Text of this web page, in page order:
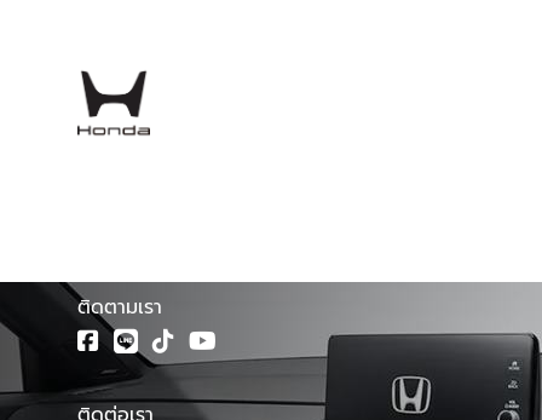
ประกันภัย 1 ปี* ฟรี! รับประกันแบตเตอรี่ EV 8 ปี หรือ
160,000 กม.* ฟรี! รับประกันคุณภาพรถยนต์ใหม่ 5 ปี
หรือ 140,000 กม.* ฟรี! บริการช่วยเหลือฉุกเฉินตลอด
ตัน-เมตร ให้อัตราเร่งที่เร้าใจในทุกย่านความเร็ว และด้วย
แบตเตอรี่ลิเธียม-ไอออนความจุสูง ทำให้ สเปค Honda
e:N1 สามารถขับขี่ได้ไกลสูงสุดถึง 500 กิโลเมตร
(มาตรฐาน NEDC) ต่อการชาร์จหนึ่งครั้ง ไม่ว่าจะเป็นการใช้
งานในเมืองหรือเดินทางข้ามจังหวัดก็ไร้กังวล ดีไซน์สะกด
ติดตามเรา